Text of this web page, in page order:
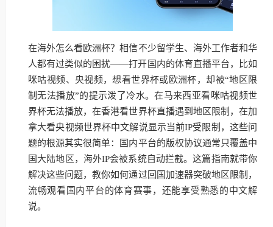
在海外怎么看欧洲杯？相信不少留学生、海外工作者和华
人都有过类似的困扰——打开国内的体育直播平台，比如
咪咕视频、央视频，想看世界杯或欧洲杯，却被“地区限
制无法播放”的提示泼了冷水。在马来西亚看咪咕视频世
界杯无法播放，在香港看世界杯直播遇到地区限制，在加
拿大看央视频世界杯中文解说显示当前IP受限制，这些问
题的根源其实很简单：国内平台的版权协议通常只覆盖中
国大陆地区，海外IP会被系统自动拦截。这篇指南就带你
解决这些问题，教你如何通过回国加速器突破地区限制，
流畅观看国内平台的体育赛事，还能享受熟悉的中文解
说。